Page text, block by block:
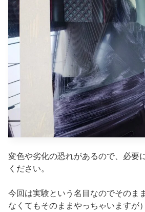
変色や劣化の恐れがあるので、必要
ください。
今回は実験という名目なのでそのま
なくてもそのままやっちゃいますが）